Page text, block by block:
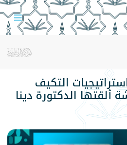
التكيف
ألقتها الدكتورة دينا